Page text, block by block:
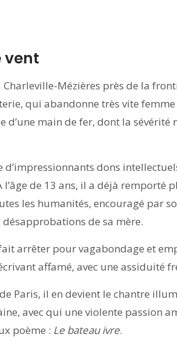
vent
Mézières près de la
qui abandonne très vite
main de fer, dont la sévérité
dons
de 13 ans, il a déjà remporté
les humanités, encouragé par
de sa mère.
arrêter pour vagabondage et
affamé, avec une assiduité
Paris, il en devient le chantre
avec qui une violente passion
poème : Le bateau ivre.